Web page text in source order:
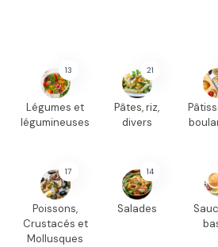
13
Légumes et
légumineuses
21
Pâtes, riz,
divers
17
Poissons,
Crustacés et
Mollusques
14
Salades